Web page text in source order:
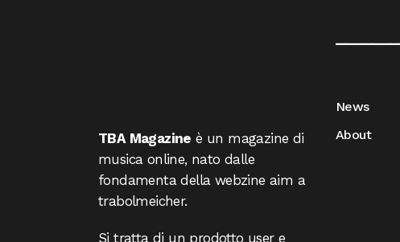
TBA Magazine è un magazine di
musica online, nato dalle
fondamenta della webzine aim a
trabolmeicher.
Si tratta di un prodotto user e
News
About